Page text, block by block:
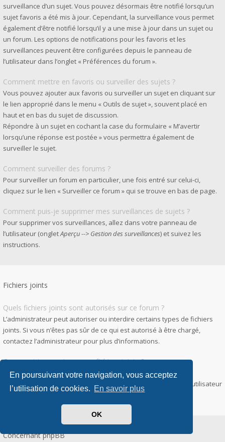
En poursuivant votre navigation, vous acceptez
l’utilisation de cookies. En savoir plus
OK
surveillance d’un sujet. Vous pouvez désormais être notifié lorsqu’un
sujet favoris a été mis à jour. Cependant, la surveillance vous permet
également d’être notifié lorsqu’il y a une mise à jour dans un sujet ou
un forum. Les options de notifications pour les favoris et les
surveillances peuvent être configurées depuis le panneau de
l’utilisateur dans l’onglet « Préférences du forum ».
Comment mettre en favoris ou surveiller des sujets ?
Vous pouvez ajouter aux favoris ou surveiller un sujet en cliquant sur
le lien approprié dans le menu « Outils de sujet », souvent placé en
haut et en bas du sujet de discussion.
Répondre à un sujet en cochant la case du formulaire « M’avertir
lorsqu’une réponse est postée » vous permettra également de
surveiller le sujet.
Comment surveiller des forums ?
Pour surveiller un forum en particulier, une fois entré sur celui-ci,
cliquez sur le lien « Surveiller ce forum » qui se trouve en bas de page.
Comment puis-je supprimer mes surveillances de sujets ?
Pour supprimer vos surveillances, allez dans votre panneau de
l’utilisateur (ongletAperçu --> Gestion des surveillances) et suivez les
instructions.
Fichiers joints
Quels fichiers joints sont autorisés sur ce forum ?
L’administrateur peut autoriser ou interdire certains types de fichiers
joints. Si vous n’êtes pas sûr de ce qui est autorisé à être chargé,
contactez l’administrateur pour plus d’informations.
Comment trouver tous mes fichiers joints ?
Pour accéder à la liste des fichiers que vous avez joints à vos
messages et messages privés, allez dans votre panneau de l’utilisateur
Concernant phpBB